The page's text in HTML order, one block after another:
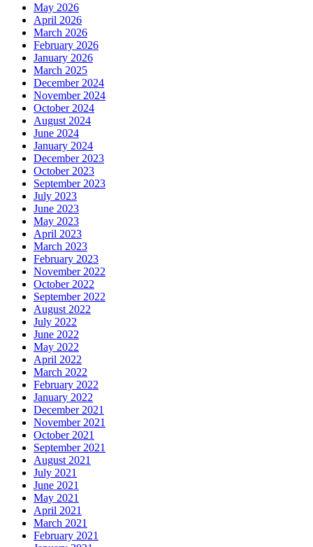
May 2026
April 2026
March 2026
February 2026
January 2026
March 2025
December 2024
November 2024
October 2024
August 2024
June 2024
January 2024
December 2023
October 2023
September 2023
July 2023
June 2023
May 2023
April 2023
March 2023
February 2023
November 2022
October 2022
September 2022
August 2022
July 2022
June 2022
May 2022
April 2022
March 2022
February 2022
January 2022
December 2021
November 2021
October 2021
September 2021
August 2021
July 2021
June 2021
May 2021
April 2021
March 2021
February 2021